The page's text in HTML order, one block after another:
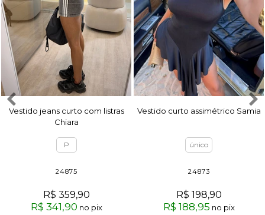
Vestido jeans curto com listras
Chiara
P
24875
R$ 359,90
R$ 341,90 no pix
Vestido curto assimétrico Samia
único
24873
R$ 198,90
R$ 188,95 no pix